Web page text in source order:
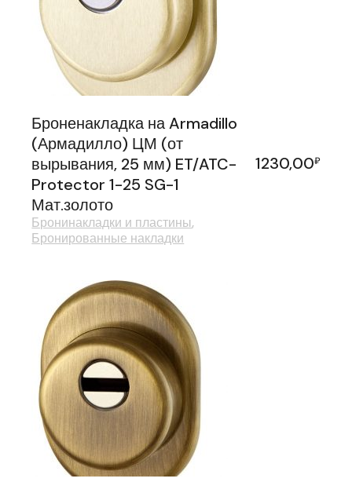
Броненакладка на Armadillo
(Армадилло) ЦМ (от
вырывания, 25 мм) ET/ATC-
Protector 1-25 SG-1
Мат.золото
1230,00₽
Бронинакладки и пластины
Бронированные накладки